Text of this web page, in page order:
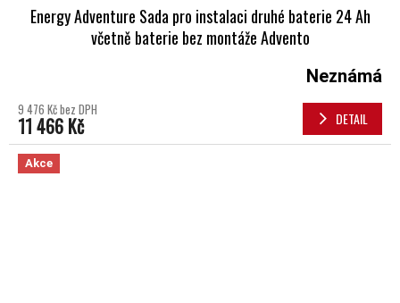
Energy Adventure Sada pro instalaci druhé baterie 24 Ah
včetně baterie bez montáže Advento
Neznámá
9 476 Kč bez DPH
11 466 Kč DETAIL
Akce